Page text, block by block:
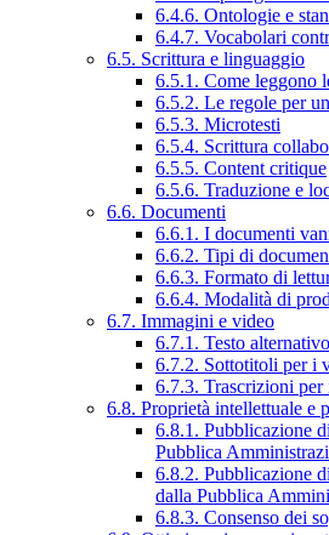
6.4.6. Ontologie e
6.4.7. Vocabolari
6.5. Scrittura e linguaggio
6.5.1. Come leggono
6.5.2. Le regole per
6.5.3. Microtesti
6.5.4. Scrittura
6.5.5. Content critique
6.5.6. Traduzione e
6.6. Documenti
6.6.1. I documenti
6.6.2. Tipi di
6.6.3. Formato di
6.6.4. Modalità di
6.7. Immagini e video
6.7.1. Testo
6.7.2. Sottotitoli per i
6.7.3. Trascrizioni per
6.8. Proprietà intellettuale e
6.8.1. Pubblicazione
Pubblica
6.8.2. Pubblicazione
dalla Pubblica
6.8.3. Consenso dei